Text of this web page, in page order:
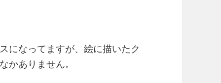
になってますが、絵に描いたク
かありません。